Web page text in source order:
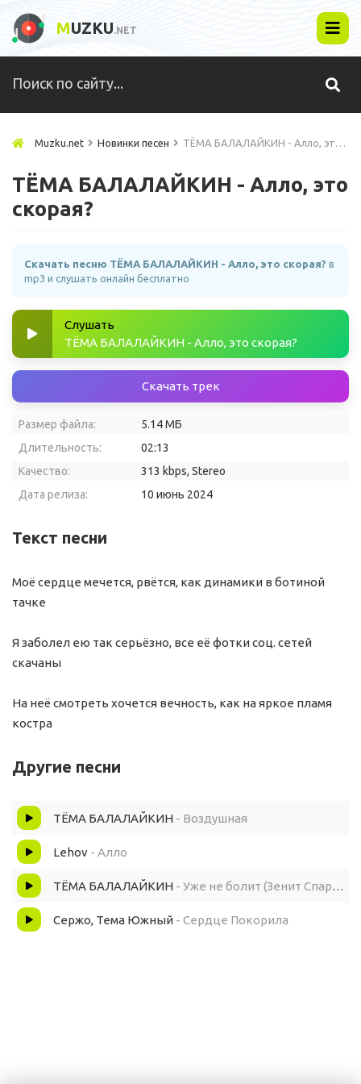
MUZKU.NET
Muzku.net Новинки песен ТЁМА БАЛАЛАЙКИН - Алло, это скорая?
ТЁМА БАЛАЛАЙКИН - Алло, это
скорая?
Скачать песню ТЁМА БАЛАЛАЙКИН - Алло, это скорая? в
mp3 и слушать онлайн бесплатно
Слушать
ТЁМА БАЛАЛАЙКИН - Алло, это скорая?
Скачать трек
Размер файла:
5.14 МБ
Длительность:
02:13
Качество:
313 kbps, Stereo
Дата релиза:
10 июнь 2024
Текст песни
Моё сердце мечется, рвётся, как динамики в ботиной
тачке
Я заболел ею так серьёзно, все её фотки соц. сетей
скачаны
На неё смотреть хочется вечность, как на яркое пламя
костра
Другие песни
ТЁМА БАЛАЛАЙКИН - Воздушная
Lehov - Алло
ТЁМА БАЛАЛАЙКИН - Уже не болит (Зенит Спартак)
Сержо, Тема Южный - Сердце Покорила